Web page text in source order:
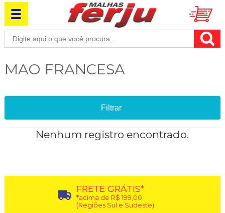
MAO FRANCESA
Filtrar
Nenhum registro encontrado.
FRETE GRÁTIS*
*acima de R$ 199,00
(Regiões Sul e Sudeste)